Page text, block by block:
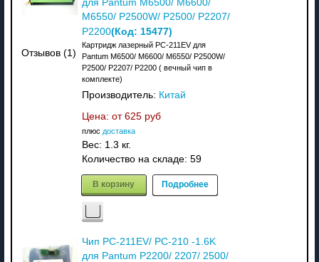
Отзывов (1)
для Pantum M6500/ M6600/
M6550/ P2500W/ P2500/ P2207/
P2200(Код: 15477)
Картридж лазерный PC-211EV для
Pantum M6500/ M6600/ M6550/ P2500W/
P2500/ P2207/ P2200 ( вечный чип в
комплекте)
Производитель: Китай
Цена: от 625 руб
плюс доставка
Вес: 1.3 кг.
Количество на складе: 59
В корзину Подробнее
Чип PC-211EV/ PC-210 -1.6K
для Pantum P2200/ 2207/ 2500/